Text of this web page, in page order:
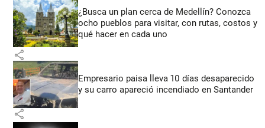
¿Busca un plan cerca de Medellín? Conozca
ocho pueblos para visitar, con rutas, costos y
qué hacer en cada uno
share
Empresario paisa lleva 10 días desaparecido
y su carro apareció incendiado en Santander
share